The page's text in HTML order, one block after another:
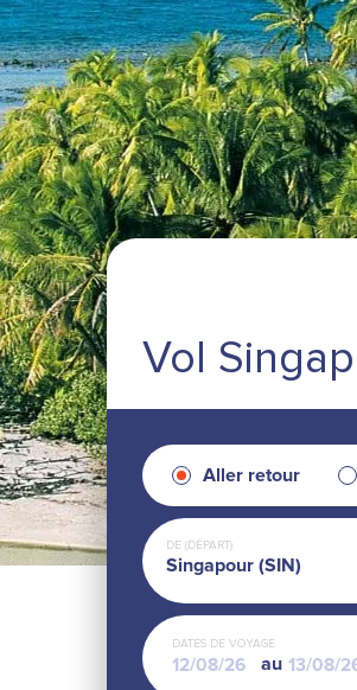
Vol
Aller retour
DE (DÉPART)
Singapour (SIN)
DATES DE VOYAGE
au